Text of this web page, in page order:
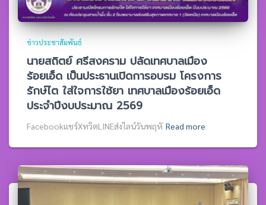
ข่าวประชาสัมพันธ์
นายสถิตย์ ศรีสงคราม ปลัดเทศบาลเมือง
ร้อยเอ็ด เป็นประธานเปิดการอบรม โครงการ
รักษ์ไต ใส่ใจการใช้ยา เทศบาลเมืองร้อยเอ็ด
ประจำปีงบประมาณ 2569
Facebookแชร์XทวิตLINEส่งไลน์วันพฤหั Read more